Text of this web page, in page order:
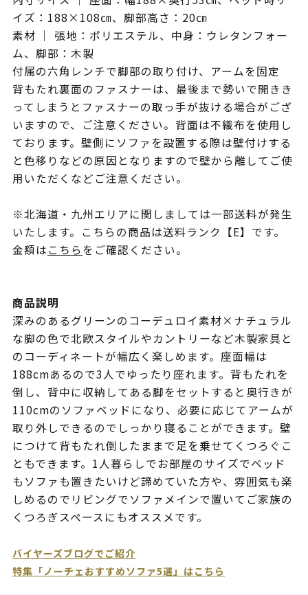
イズ：188×108㎝、脚部高さ：20㎝
素材 ｜ 張地：ポリエステル、中身：ウレタンフォー
ム、脚部：木製
付属の六角レンチで脚部の取り付け、アームを固定
背もたれ裏面のファスナーは、最後まで勢いで開きき
ってしまうとファスナーの取っ手が抜ける場合がござ
いますので、ご注意ください。背面は不織布を使用し
ております。壁側にソファを設置する際は壁付けする
と色移りなどの原因となりますので壁から離してご使
用いただくなどご注意ください。
※北海道・九州エリアに関しましては一部送料が発生
いたします。こちらの商品は送料ランク【E】です。
金額はこちらをご確認ください。
商品説明
深みのあるグリーンのコーデュロイ素材×ナチュラル
な脚の色で北欧スタイルやカントリーなど木製家具と
のコーディネートが幅広く楽しめます。座面幅は
188cmあるので3人でゆったり座れます。背もたれを
倒し、背中に収納してある脚をセットすると奥行きが
110cmのソファベッドになり、必要に応じてアームが
取り外しできるのでしっかり寝ることができます。壁
につけて背もたれ倒したままで足を乗せてくつろぐこ
ともできます。1人暮らしでお部屋のサイズでベッド
もソファも置きたいけど諦めていた方や、雰囲気も楽
しめるのでリビングでソファメインで置いてご家族の
くつろぎスペースにもオススメです。
バイヤーズブログでご紹介
特集「ノーチェおすすめソファ5選」はこちら